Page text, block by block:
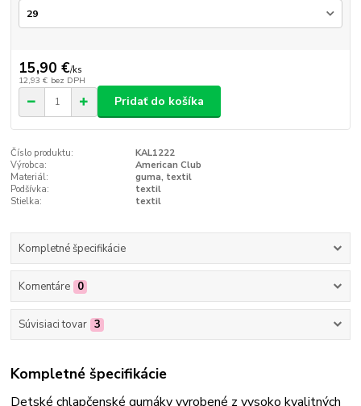
15,90 €/ks
12,93 € bez DPH
Pridať do košíka
Číslo produktu:
KAL1222
Výrobca:
American Club
Materiál:
guma, textil
Podšívka:
textil
Stielka:
textil
Kompletné špecifikácie
Komentáre 0
Súvisiaci tovar 3
Kompletné špecifikácie
Detské chlapčenské gumáky vyrobené z vysoko kvalitných